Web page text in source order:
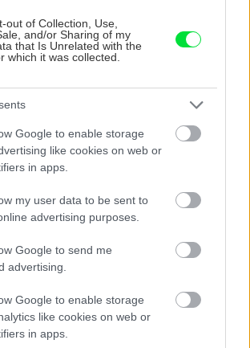
out of Collection, Use,
and/or Sharing of my
that Is Unrelated with the
which it was collected.
Google to enable storage
like cookies on web or
in apps.
my user data to be sent to
advertising purposes.
Google to send me
advertising.
Google to enable storage
like cookies on web or
in apps.
celý
vašu záhradu
vás
Júlový reštart uhoriek
podporiť k druhej vlne